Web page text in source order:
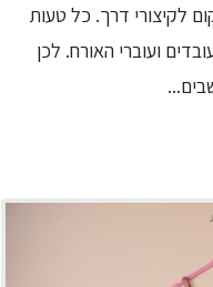
לקיצורי דרך. כל טעות
ועוברי האורח. לכן